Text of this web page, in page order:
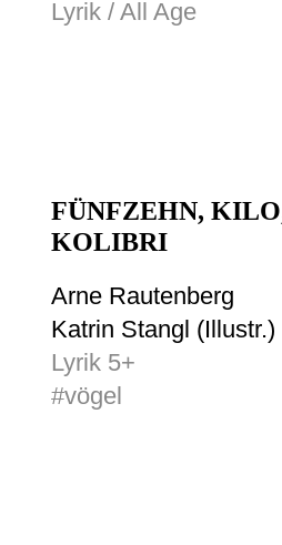
Lyrik / All Age
FÜNFZEHN,
KOLIBRI
Arne Rautenberg
Katrin Stangl (Illustr.)
Lyrik 5+
#vögel